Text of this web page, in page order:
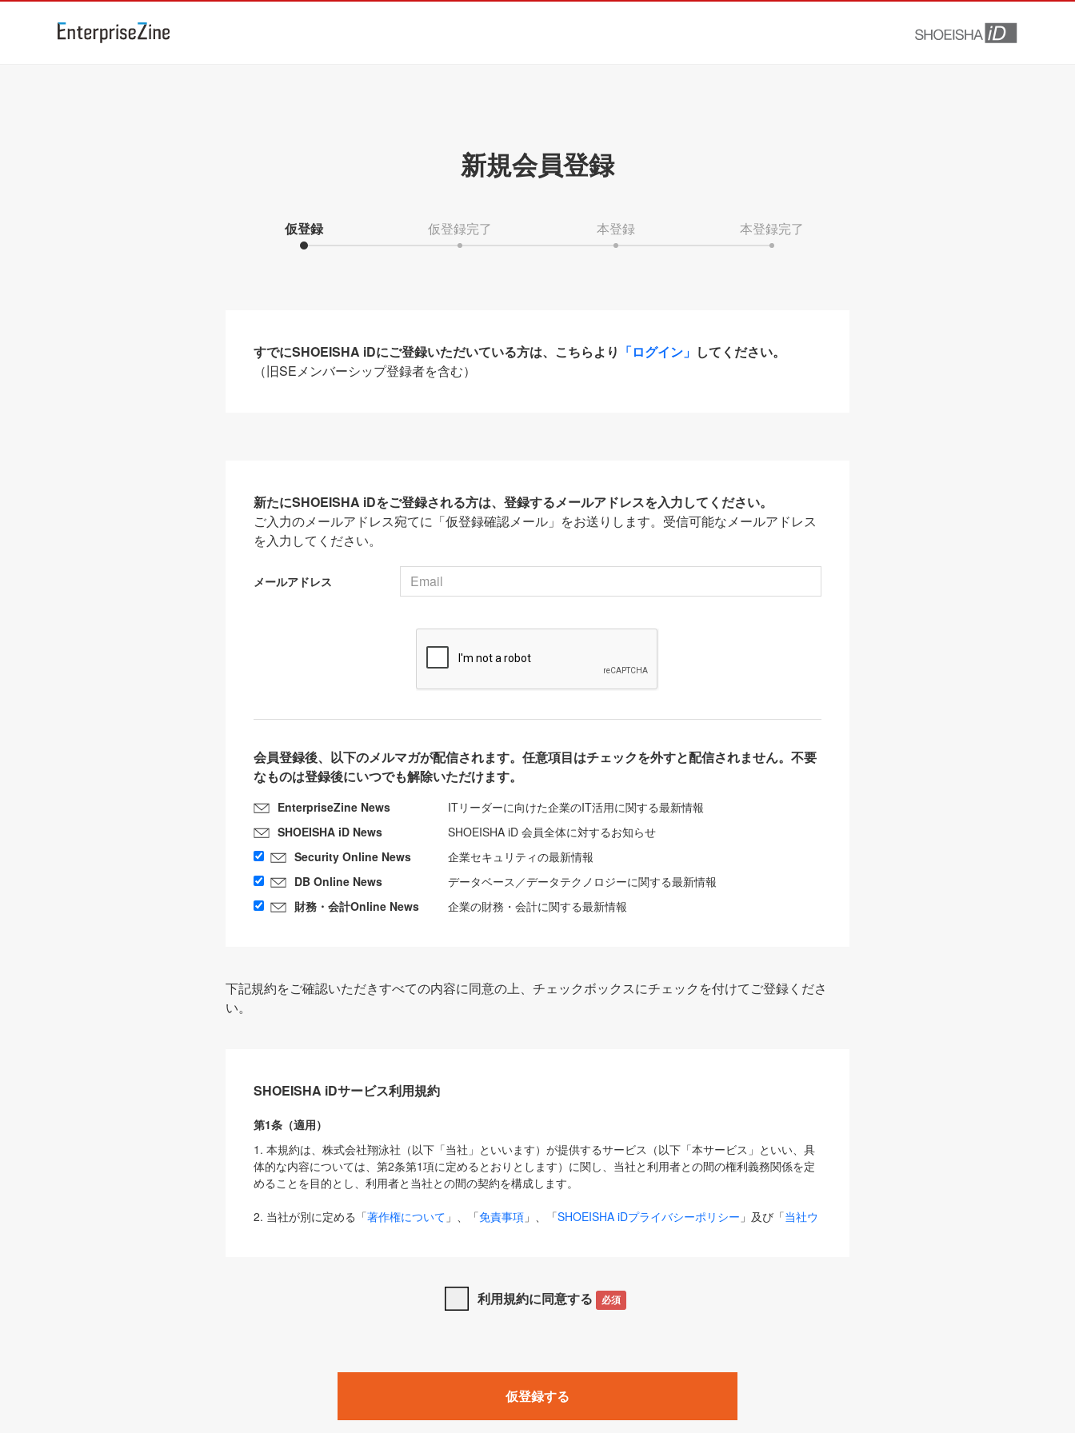
新規会員登録
仮登録 仮登録完了 本登録 本登録完了
すでにSHOEISHA iDにご登録いただいている方は、こちらより 「ログイン」 してください。
（旧SEメンバーシップ登録者を含む）
新たにSHOEISHA iDをご登録される方は、登録するメールアドレスを入力してください。
ご入力のメールアドレス宛てに「仮登録確認メール」をお送りします。受信可能なメールアドレス
を入力してください。
メールアドレス
会員登録後、以下のメルマガが配信されます。任意項目はチェックを外すと配信されません。不要
なものは登録後にいつでも解除いただけます。
EnterpriseZine News
ITリーダーに向けた企業のIT活用に関する最新情報
SHOEISHA iD News
SHOEISHA iD 会員全体に対するお知らせ
Security Online News
企業セキュリティの最新情報
DB Online News
データベース／データテクノロジーに関する最新情報
財務・会計Online News
企業の財務・会計に関する最新情報
下記規約をご確認いただきすべての内容に同意の上、チェックボックスにチェックを付けてご登録くださ
い。
SHOEISHA iDサービス利用規約
第1条（適用）
1. 本規約は、株式会社翔泳社（以下「当社」といいます）が提供するサービス（以下「本サービス」といい、具
体的な内容については、第2条第1項に定めるとおりとします）に関し、当社と利用者との間の権利義務関係を定
めることを目的とし、利用者と当社との間の契約を構成します。
2. 当社が別に定める「著作権について 」、「免責事項 」、「SHOEISHA iDプライバシーポリシー 」及び「当社ウ
は、本規約の規定が優先して適用されるものとします。
1. 「本サービス」とは、当社が提供する以下のサービス（名称や内容が変更された場合、変更後のサービスを含
みます）及びこれらサービスに関連して当社が実施するイベントやキャンペーンをいいます。
「SEBook」「SEShop」「CodeZine」「MarkeZine」「EnterpriseZine」「ECzine」「Biz/Zine」「HRzine」
利用規約に同意する 必須
仮登録する